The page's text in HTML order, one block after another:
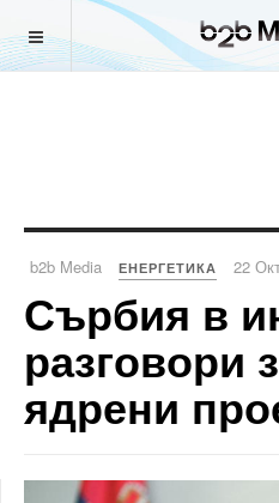
b2b Media ЕНЕРГЕТИКА 22
Сърбия в
разговори
ядрени